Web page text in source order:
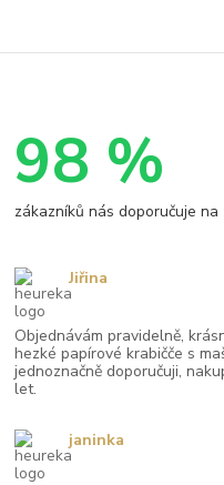
98 %
zákazníků nás doporučuje
Objednávám pravidelně,
hezké papírové krabičče s
jednoznačně doporučuji,
let.
Jiřina
janinka